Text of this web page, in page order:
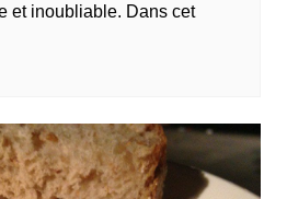
et inoubliable. Dans cet